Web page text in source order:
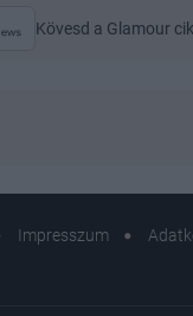
Kövesd a Glamour
Impresszum